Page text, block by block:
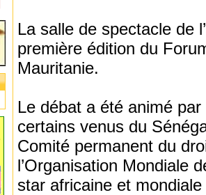
La salle de spectacle de
première édition du
Mauritanie.
Le débat a été animé
certains venus du
Comité permanent du
l’Organisation Mondiale
star africaine et